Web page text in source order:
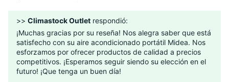
>> Climastock Outlet respondió:
¡Muchas gracias por su reseña! Nos alegra saber que está
satisfecho con su aire acondicionado portátil Midea. Nos
esforzamos por ofrecer productos de calidad a precios
competitivos. ¡Esperamos seguir siendo su elección en el
futuro! ¡Que tenga un buen día!